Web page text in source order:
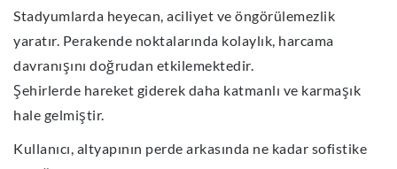
Stadyumlarda heyecan, aciliyet ve öngörülemezlik
yaratır. Perakende noktalarında kolaylık, harcama
davranışını doğrudan etkilemektedir.
Şehirlerde hareket giderek daha katmanlı ve karmaşık
hale gelmiştir.
Kullanıcı, altyapının perde arkasında ne kadar sofistike